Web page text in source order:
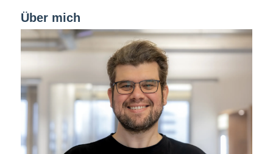
Über mich